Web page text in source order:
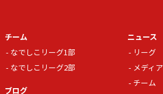
チーム
なでしこリーグ1部
なでしこリーグ2部
ブログ
ニュース
リーグ
メディア
チーム